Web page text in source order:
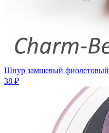
Шнур замшевый фиолетовый
38 ₽